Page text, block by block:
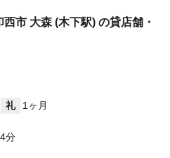
西市 大森 (木下駅) の貸店舗・
礼
1ヶ月
分